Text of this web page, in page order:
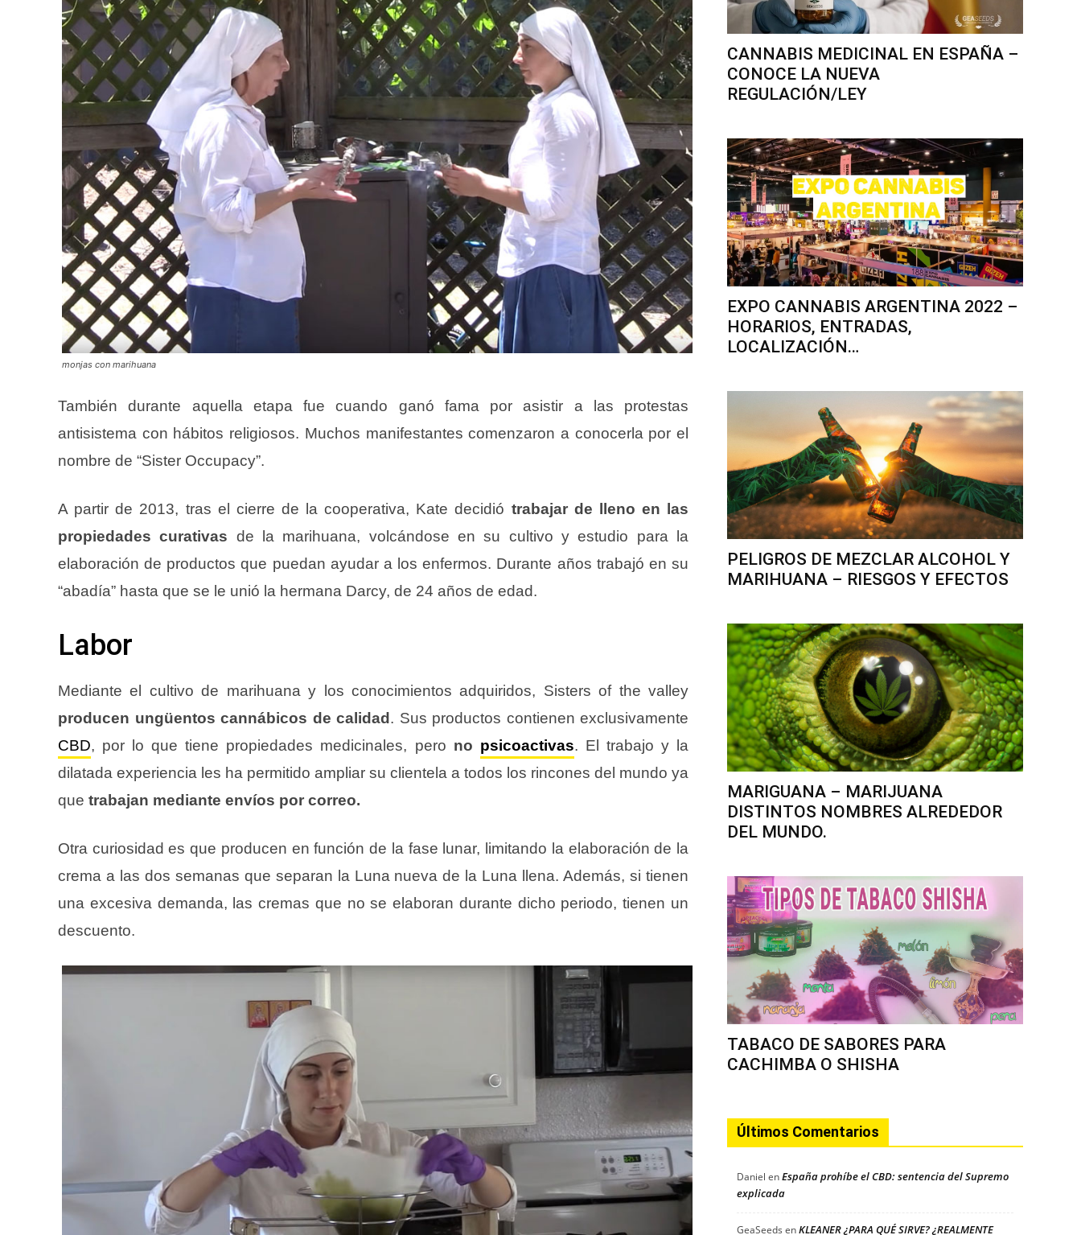
monjas con marihuana
También durante aquella etapa fue cuando ganó fama por asistir a las protestas
antisistema con hábitos religiosos. Muchos manifestantes comenzaron a conocerla por el
nombre de “Sister Occupacy”.
A partir de 2013, tras el cierre de la cooperativa, Kate decidió trabajar de lleno en las
propiedades curativas de la marihuana, volcándose en su cultivo y estudio para la
elaboración de productos que puedan ayudar a los enfermos. Durante años trabajó en su
“abadía” hasta que se le unió la hermana Darcy, de 24 años de edad.
Labor
Mediante el cultivo de marihuana y los conocimientos adquiridos, Sisters of the valley
producen ungüentos cannábicos de calidad . Sus productos contienen exclusivamente
CBD, por lo que tiene propiedades medicinales, pero no psicoactivas. El trabajo y la
dilatada experiencia les ha permitido ampliar su clientela a todos los rincones del mundo ya
que trabajan mediante envíos por correo.
Otra curiosidad es que producen en función de la fase lunar, limitando la elaboración de la
crema a las dos semanas que separan la Luna nueva de la Luna llena. Además, si tienen
una excesiva demanda, las cremas que no se elaboran durante dicho periodo, tienen un
descuento.
CANNABIS MEDICINAL EN ESPAÑA –
CONOCE LA NUEVA
REGULACIÓN/LEY
EXPO CANNABIS ARGENTINA 2022 –
HORARIOS, ENTRADAS,
LOCALIZACIÓN…
PELIGROS DE MEZCLAR ALCOHOL Y
MARIHUANA – RIESGOS Y EFECTOS
MARIGUANA – MARIJUANA
DISTINTOS NOMBRES ALREDEDOR
DEL MUNDO.
TABACO DE SABORES PARA
CACHIMBA O SHISHA
Últimos Comentarios
Daniel enEspaña prohíbe el CBD: sentencia del Supremo
explicada
GeaSeeds enKLEANER ¿PARA QUÉ SIRVE? ¿REALMENTE